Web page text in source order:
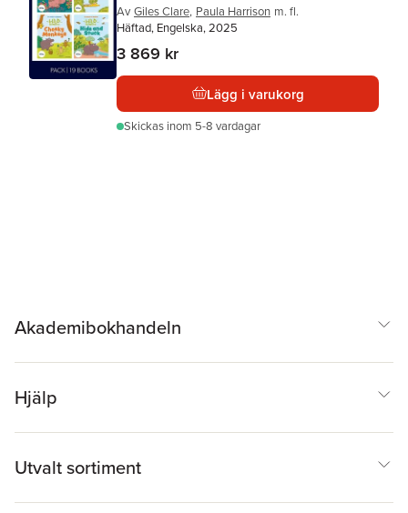
Av Giles Clare, Paula Harrison m. fl.
Häftad, Engelska, 2025
3 869 kr
Lägg i varukorg
Skickas inom 5-8 vardagar
Akademibokhandeln
Hjälp
Utvalt sortiment